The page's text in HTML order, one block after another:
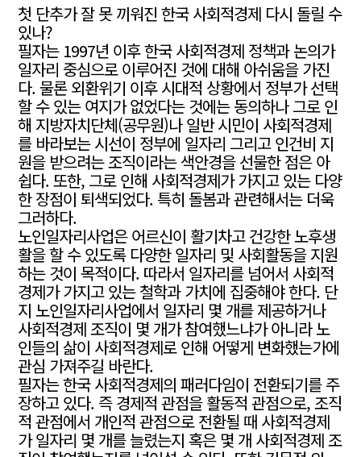
첫 단추가 잘 못 끼워진 한국 사회적경제 다시 돌릴 수
있나?
필자는 1997년 이후 한국 사회적경제 정책과 논의가
일자리 중심으로 이루어진 것에 대해 아쉬움을 가진
다. 물론 외환위기 이후 시대적 상황에서 정부가 선택
할 수 있는 여지가 없었다는 것에는 동의하나 그로 인
해 지방자치단체(공무원)나 일반 시민이 사회적경제
를 바라보는 시선이 정부에 일자리 그리고 인건비 지
원을 받으려는 조직이라는 색안경을 선물한 점은 아
쉽다. 또한, 그로 인해 사회적경제가 가지고 있는 다양
한 장점이 퇴색되었다. 특히 돌봄과 관련해서는 더욱
그러하다.
노인일자리사업은 어르신이 활기차고 건강한 노후생
활을 할 수 있도록 다양한 일자리 및 사회활동을 지원
하는 것이 목적이다. 따라서 일자리를 넘어서 사회적
경제가 가지고 있는 철학과 가치에 집중해야 한다. 단
지 노인일자리사업에서 일자리 몇 개를 제공하거나
사회적경제 조직이 몇 개가 참여했느냐가 아니라 노
인들의 삶이 사회적경제로 인해 어떻게 변화했는가에
관심 가져주길 바란다.
필자는 한국 사회적경제의 패러다임이 전환되기를 주
장하고 있다. 즉 경제적 관점을 활동적 관점으로, 조직
적 관점에서 개인적 관점으로 전환될 때 사회적경제
가 일자리 몇 개를 늘렸는지 혹은 몇 개 사회적경제 조